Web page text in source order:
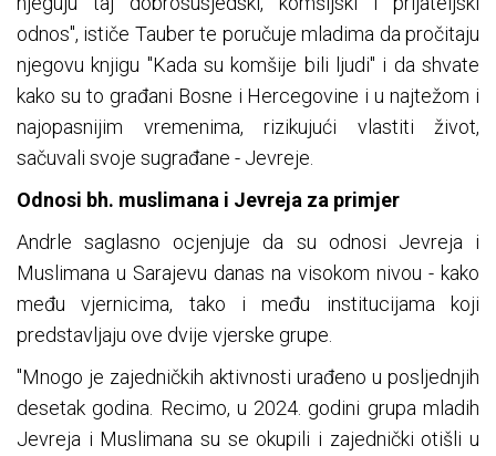
odnos", ističe Tauber te poručuje mladima da pročitaju
njegovu knjigu "Kada su komšije bili ljudi" i da shvate
kako su to građani Bosne i Hercegovine i u najtežom i
najopasnijim vremenima, rizikujući vlastiti život,
sačuvali svoje sugrađane - Jevreje.
Odnosi bh. muslimana i Jevreja za primjer
Andrle saglasno ocjenjuje da su odnosi Jevreja i
Muslimana u Sarajevu danas na visokom nivou - kako
među vjernicima, tako i među institucijama koji
predstavljaju ove dvije vjerske grupe.
"Mnogo je zajedničkih aktivnosti urađeno u posljednjih
desetak godina. Recimo, u 2024. godini grupa mladih
Jevreja i Muslimana su se okupili i zajednički otišli u